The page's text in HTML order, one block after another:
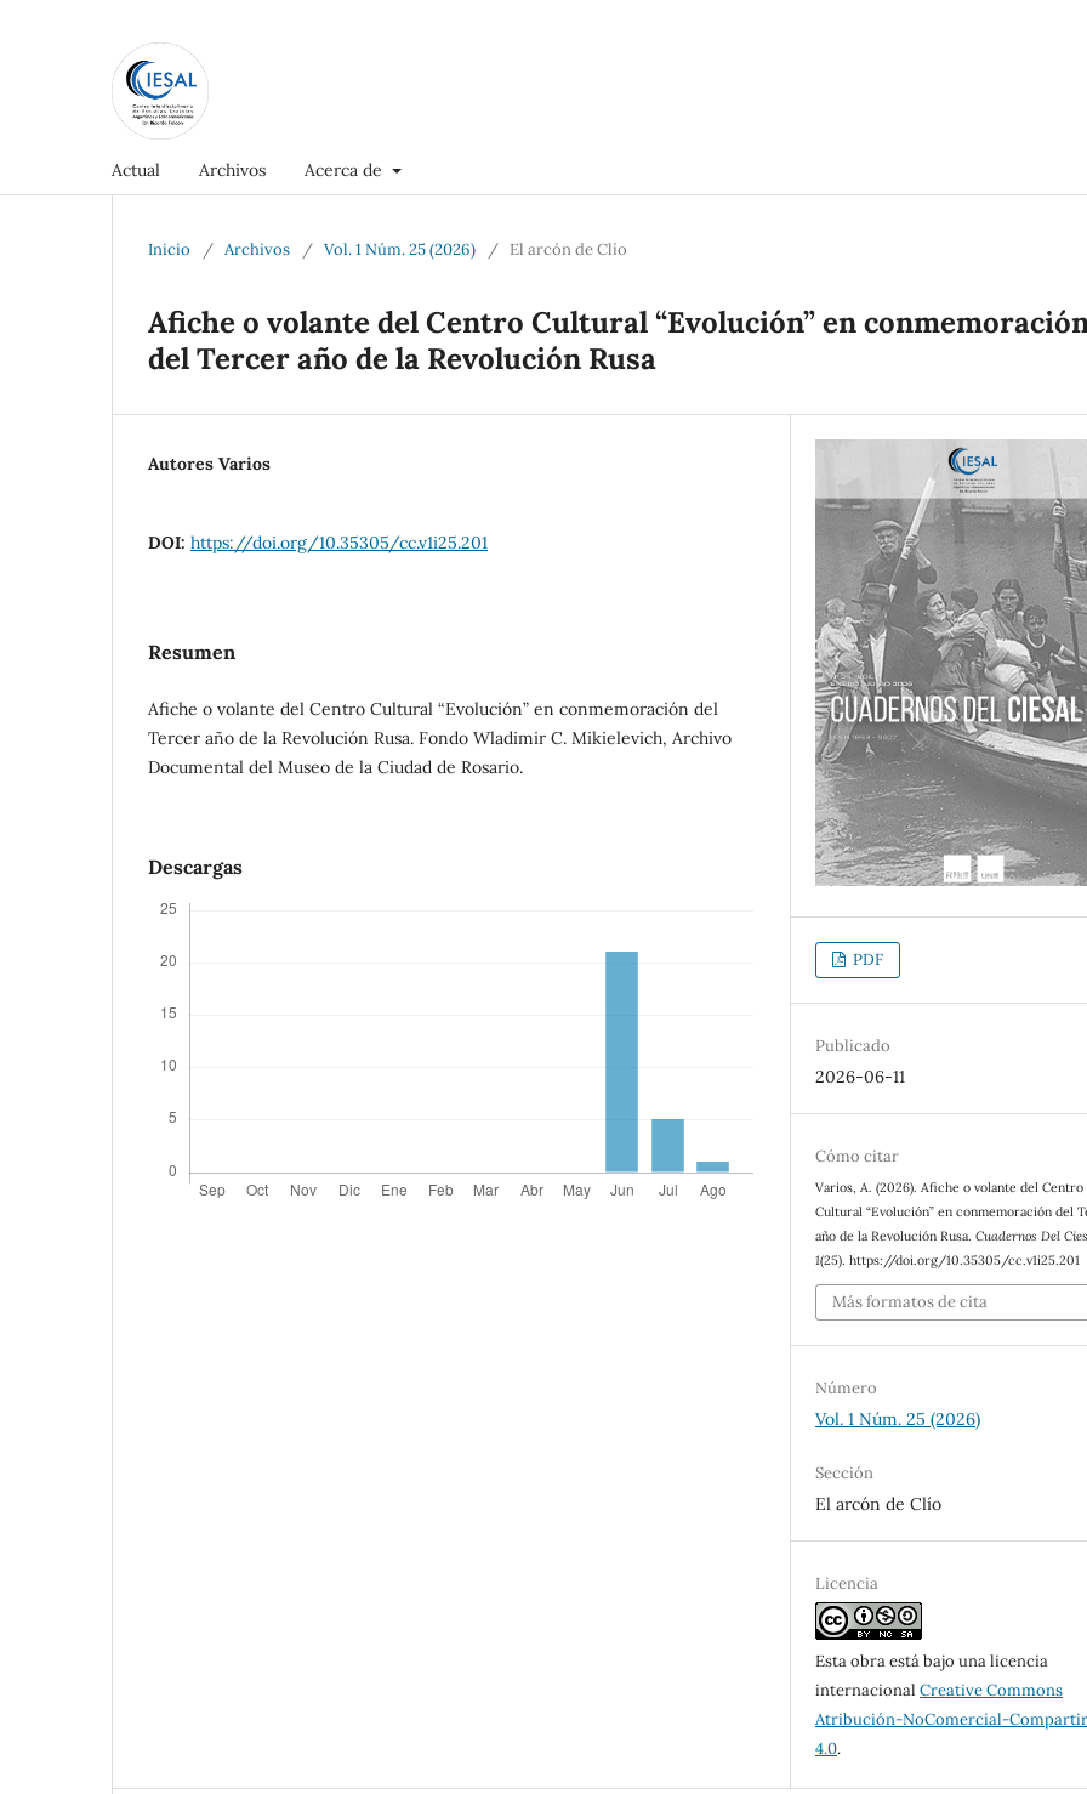
Actual Archivos Acerca de
Inicio / Archivos / Vol. 1 Núm. 25 (2026) / El arcón de Clío
Afiche o volante del Centro Cultural “Evolución” en
del Tercer año de la Revolución Rusa
Autores Varios
DOI: https://doi.org/10.35305/cc.v1i25.201
Resumen
Afiche o volante del Centro Cultural “Evolución” en conmemoración del
Tercer año de la Revolución Rusa. Fondo Wladimir C. Mikielevich, Archivo
Documental del Museo de la Ciudad de Rosario.
Descargas
PDF
Publicado
2026-06-11
Cómo citar
Varios, A. (2026). Afiche o volante del Centro
Cultural “Evolución” en conmemoración del
año de la Revolución Rusa.Cuadernos Del
1(25). https://doi.org/10.35305/cc.v1i25.201
Más formatos de cita
Número
Vol. 1 Núm. 25 (2026)
Sección
El arcón de Clío
Licencia
Esta obra está bajo una licencia
internacionalCreative Commons
Atribución-NoComercial-
4.0.